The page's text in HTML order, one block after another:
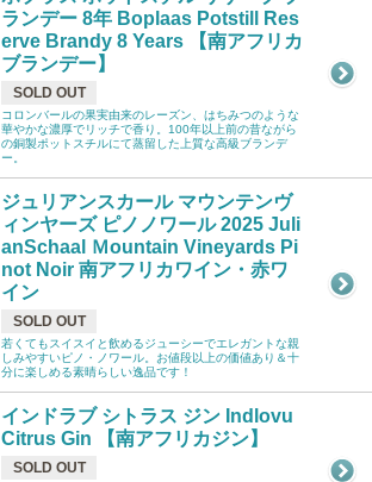
ランデー 8年 Boplaas Potstill Res
erve Brandy 8 Years 【南アフリカ
ブランデー】
SOLD OUT
コロンバールの果実由来のレーズン、はちみつのような
華やかな濃厚でリッチで香り。100年以上前の昔ながら
の銅製ポットスチルにて蒸留した上質な高級ブランデ
ー。
ジュリアンスカール マウンテンヴ
ィンヤーズ ピノノワール 2025 Juli
anSchaal Ｍountain Vineyards Pi
not Noir 南アフリカワイン・赤ワ
イン
SOLD OUT
若くてもスイスイと飲めるジューシーでエレガントな親
しみやすいピノ・ノワール。お値段以上の価値あり＆十
分に楽しめる素晴らしい逸品です！
インドラブ シトラス ジン Indlovu
Citrus Gin 【南アフリカジン】
SOLD OUT